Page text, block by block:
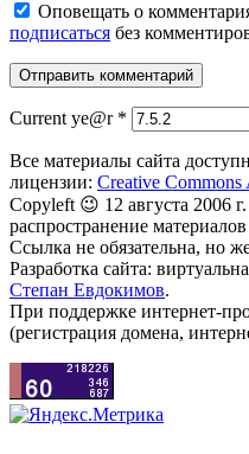
Оповещать о
подписаться без
Current ye@r *
Все материалы сайта
лицензии: Creative
Copyleft 😉 12 августа 2006
распространение
Ссылка не обязательна, но
Разработка сайта:
Степан Евдокимов.
При поддержке интернет-
(регистрация домена,